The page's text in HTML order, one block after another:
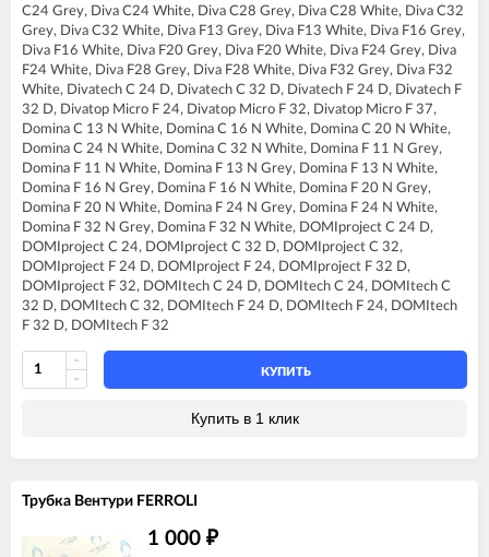
FERROLI DIVA C28
FERROLI DIVA C32
FERROLI DIVA F13
FERROLI DIVA F16
FERROLI DIVA F20
FERROLI DIVA F24
FERROLI DIVA F28
FERROLI DIVA F32
FERROLI DIVA F37
FERROLI DIVAproject F24
FERROLI DIVAtech C24 D
FERROLI DIVAtech C32 D
FERROLI DIVAtech F24 D
FERROLI DIVAtech F32 D
FERROLI DIVAtop C24
FERROLI DIVAtop C32
FERROLI DIVAtop F24
FERROLI DIVAtop F32
FERROLI DIVAtop F37
FERROLI DIVAtop Low Nox C24
FERROLI DIVAtop Low Nox C32
FERROLI DIVAtop Low Nox F24
FERROLI DIVAtop micro LN F24
FERROLI DIVAtop micro LN F32
FERROLI DOMIcompact C24
C24 Grey, Diva C24 White, Diva C28 Grey, Diva C28 White, Diva C32
Grey, Diva C32 White, Diva F13 Grey, Diva F13 White, Diva F16 Grey,
Diva F16 White, Diva F20 Grey, Diva F20 White, Diva F24 Grey, Diva
F24 White, Diva F28 Grey, Diva F28 White, Diva F32 Grey, Diva F32
White, Divatech C 24 D, Divatech C 32 D, Divatech F 24 D, Divatech F
32 D, Divatop Micro F 24, Divatop Micro F 32, Divatop Micro F 37,
Domina C 13 N White, Domina C 16 N White, Domina C 20 N White,
Domina C 24 N White, Domina C 32 N White, Domina F 11 N Grey,
Domina F 11 N White, Domina F 13 N Grey, Domina F 13 N White,
Domina F 16 N Grey, Domina F 16 N White, Domina F 20 N Grey,
Domina F 20 N White, Domina F 24 N Grey, Domina F 24 N White,
Domina F 32 N Grey, Domina F 32 N White, DOMIproject C 24 D,
DOMIproject C 24, DOMIproject C 32 D, DOMIproject C 32,
DOMIproject F 24 D, DOMIproject F 24, DOMIproject F 32 D,
DOMIproject F 32, DOMItech C 24 D, DOMItech C 24, DOMItech C
32 D, DOMItech C 32, DOMItech F 24 D, DOMItech F 24, DOMItech
F 32 D, DOMItech F 32
КУПИТЬ
Купить в 1 клик
Трубка Вентури FERROLI
1 000 ₽